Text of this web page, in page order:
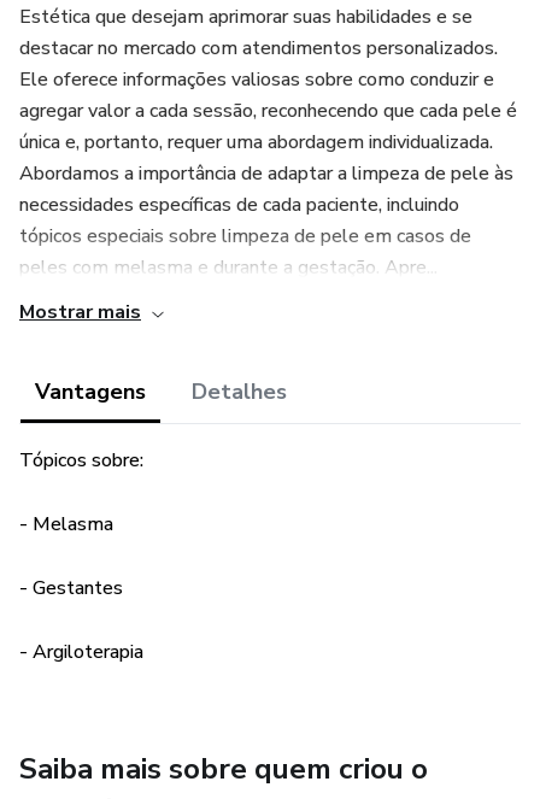
Estética que desejam aprimorar suas habilidades e se
destacar no mercado com atendimentos personalizados.
Ele oferece informações valiosas sobre como conduzir e
agregar valor a cada sessão, reconhecendo que cada pele é
única e, portanto, requer uma abordagem individualizada.
Abordamos a importância de adaptar a limpeza de pele às
necessidades específicas de cada paciente, incluindo
tópicos especiais sobre limpeza de pele em casos de
peles com melasma e durante a gestação. Apre...
Mostrar mais
Vantagens Detalhes
Tópicos sobre:
- Melasma
- Gestantes
- Argiloterapia
Saiba mais sobre quem criou o